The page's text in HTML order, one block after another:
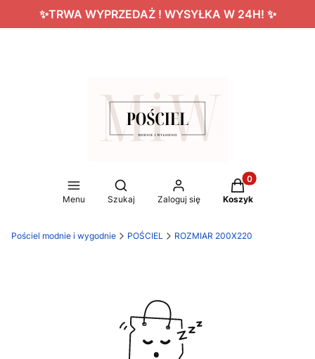
✨TRWA WYPRZEDAŻ ! WYSYŁKA W 24H! ✨
Menu
Otwórz wyszukiwarkę
Szukaj Zaloguj się
Produkty w
Koszyk
Pościel modnie i wygodnie POŚCIEL ROZMIAR 200X220